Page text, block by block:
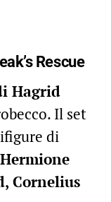
Rescue
Hagrid
Il set
di
Cornelius